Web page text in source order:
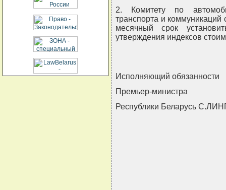
2. Комитету по
транспорта и
месячный срок
утверждения индексов
Исполняющий обязанности
Премьер-министра
Республики Беларусь